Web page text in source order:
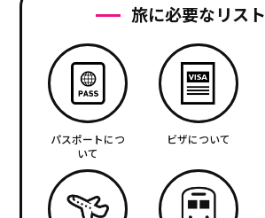
旅に必要なリスト
パスポートにつ
いて
ビザについて